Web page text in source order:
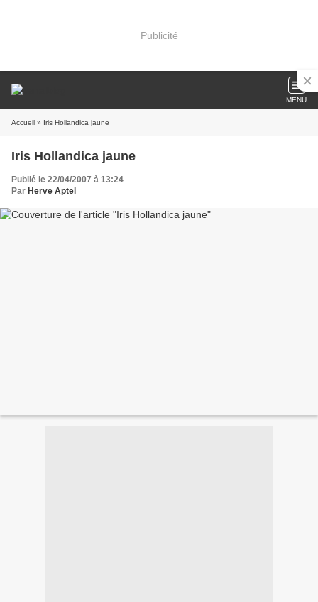
Publicité
MENU
Accueil » Iris Hollandica jaune
Iris Hollandica jaune
Publié le 22/04/2007 à 13:24
Par Herve Aptel